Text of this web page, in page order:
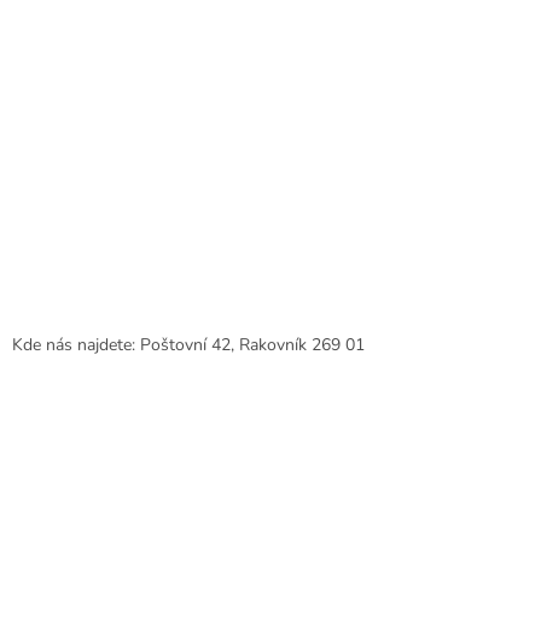
Kde nás najdete: Poštovní 42, Rakovník 269 01